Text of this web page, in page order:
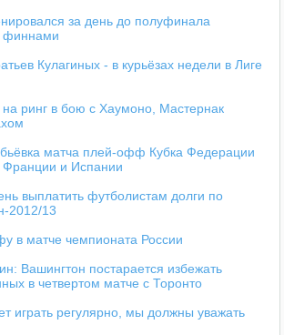
за день до полуфинала
финнами
Кулагиных - в курьёзах недели в Лиге
ринг в бою с Хаумоно, Мастернак
матча плей-офф Кубка Федерации
и Испании
выплатить футболистам долги по
2012/13
в матче чемпионата России
Вашингтон постарается избежать
в четвертом матче с Торонто
играть регулярно, мы должны уважать